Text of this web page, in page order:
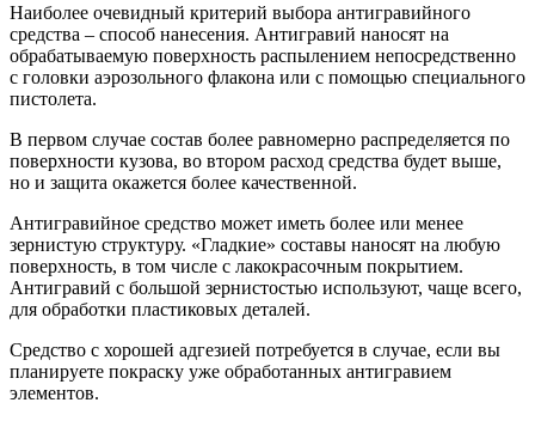
Наиболее очевидный критерий выбора антигравийного
средства – способ нанесения. Антигравий наносят на
обрабатываемую поверхность распылением непосредственно
с головки аэрозольного флакона или с помощью специального
пистолета.
В первом случае состав более равномерно распределяется по
поверхности кузова, во втором расход средства будет выше,
но и защита окажется более качественной.
Антигравийное средство может иметь более или менее
зернистую структуру. «Гладкие» составы наносят на любую
поверхность, в том числе с лакокрасочным покрытием.
Антигравий с большой зернистостью используют, чаще всего,
для обработки пластиковых деталей.
Средство с хорошей адгезией потребуется в случае, если вы
планируете покраску уже обработанных антигравием
элементов.